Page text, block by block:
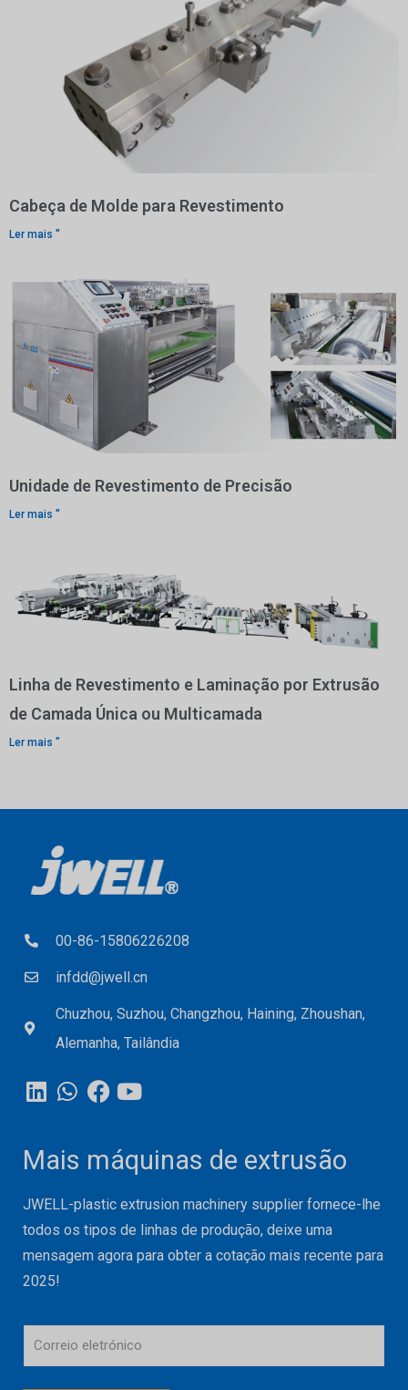
Cabeça de Molde para Revestimento
Ler mais "
Unidade de Revestimento de Precisão
Ler mais "
Linha de Revestimento e Laminação por Extrusão
de Camada Única ou Multicamada
Ler mais "
00-86-15806226208
infdd@jwell.cn
Chuzhou, Suzhou, Changzhou, Haining, Zhoushan,
Alemanha, Tailândia
Mais máquinas de extrusão
JWELL-plastic extrusion machinery supplier fornece-lhe
todos os tipos de linhas de produção, deixe uma
mensagem agora para obter a cotação mais recente para
2025!
r